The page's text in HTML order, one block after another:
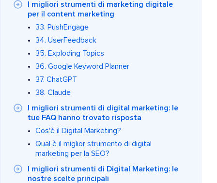
I migliori strumenti di marketing digitale
per il content marketing
33. PushEngage
34. UserFeedback
35. Exploding Topics
36. Google Keyword Planner
37. ChatGPT
38. Claude
I migliori strumenti di digital marketing: le
tue FAQ hanno trovato risposta
Cos'è il Digital Marketing?
Qual è il miglior strumento di digital
marketing per la SEO?
I migliori strumenti di Digital Marketing: le
nostre scelte principali